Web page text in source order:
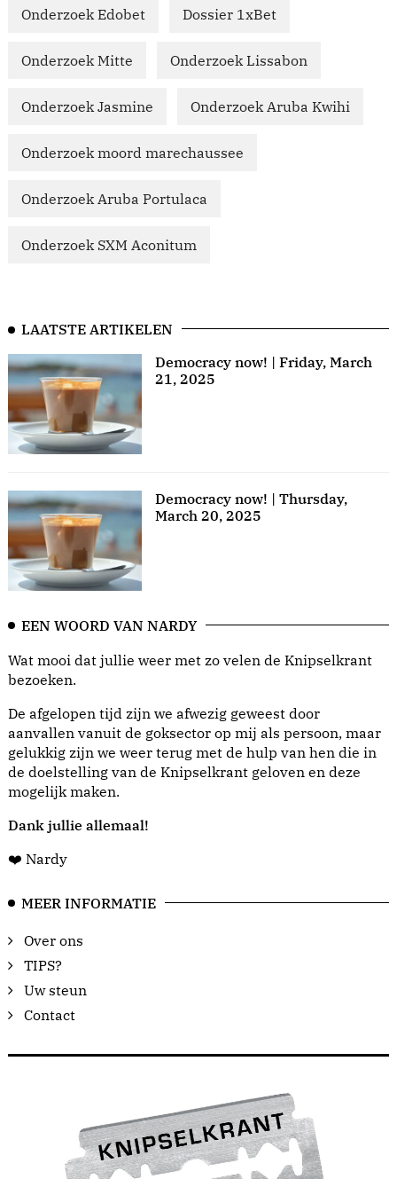
Onderzoek Edobet Dossier 1xBet
Onderzoek Mitte Onderzoek Lissabon
Onderzoek Jasmine Onderzoek Aruba Kwihi
Onderzoek moord marechaussee
Onderzoek Aruba Portulaca
Onderzoek SXM Aconitum
LAATSTE ARTIKELEN
Democracy now! | Friday, March
21, 2025
Democracy now! | Thursday,
March 20, 2025
EEN WOORD VAN NARDY
Wat mooi dat jullie weer met zo velen de Knipselkrant
bezoeken.
De afgelopen tijd zijn we afwezig geweest door
aanvallen vanuit de goksector op mij als persoon, maar
gelukkig zijn we weer terug met de hulp van hen die in
de doelstelling van de Knipselkrant geloven en deze
mogelijk maken.
Dank jullie allemaal!
❤️ Nardy
MEER INFORMATIE
Over ons
TIPS?
Uw steun
Contact